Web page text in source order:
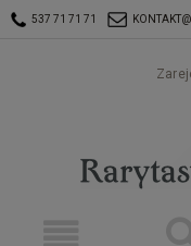
537 71 71 71